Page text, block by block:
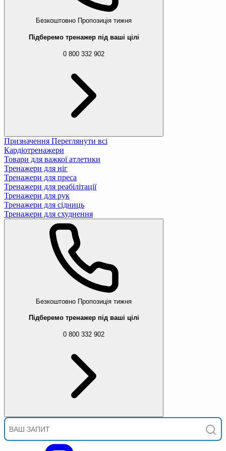
Безкоштовно Пропозиція тижня
Підберемо тренажер під ваші цілі
0 800 332 902
Призначення Переглянути всі
Кардіотренажери
Товари для важкої атлетики
Тренажери для ніг
Тренажери для преса
Тренажери для реабілітації
Тренажери для рук
Тренажери для сідниць
Тренажери для схуднення
Безкоштовно Пропозиція тижня
Підберемо тренажер під ваші цілі
0 800 332 902